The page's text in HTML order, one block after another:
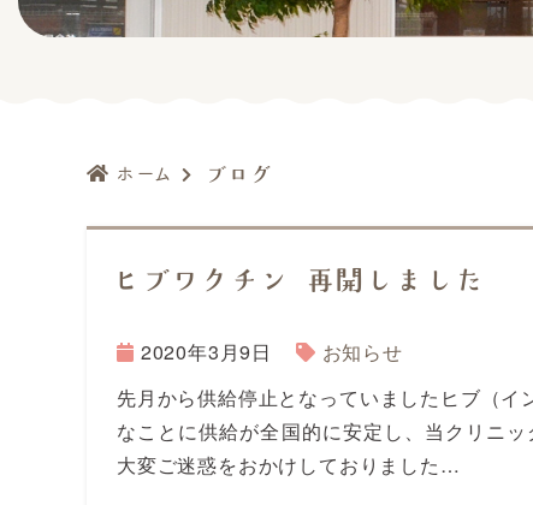
ホーム ブログ
ヒブワクチン 再開しました
2020年3月9日
お知らせ
先月から供給停止となっていましたヒブ（
なことに供給が全国的に安定し、当クリニ
大変ご迷惑をおかけしておりました…